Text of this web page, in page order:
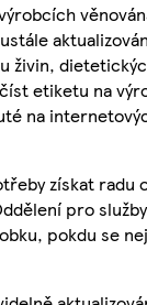
živin,
etiketu na
na
získat radu
pro služby
pokdu se